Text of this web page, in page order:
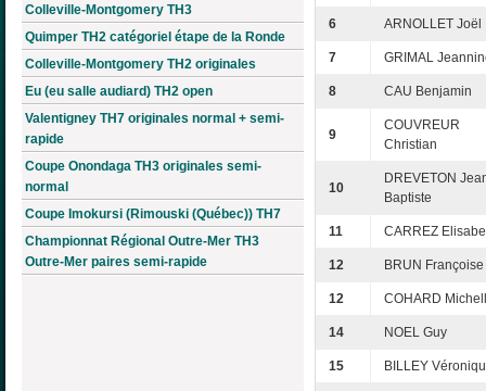
Colleville-Montgomery TH3
Quimper TH2 catégoriel étape de la Ronde
Colleville-Montgomery TH2 originales
Eu (eu salle audiard) TH2 open
Valentigney TH7 originales normal + semi-
rapide
Coupe Onondaga TH3 originales semi-
normal
Coupe Imokursi (Rimouski (Québec)) TH7
Championnat Régional Outre-Mer TH3
Outre-Mer paires semi-rapide
6 ARNOLLET Joël
7 GRIMAL
8 CAU Benjamin
9
COUVREUR
Christian
10
DREVETON
Baptiste
11 CARREZ
12 BRUN Françoise
12 COHARD
14 NOEL Guy
15 BILLEY